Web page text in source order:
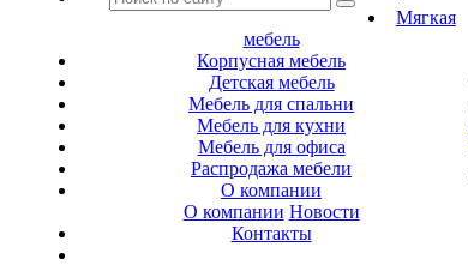
Мягкая
мебель
Корпусная мебель
Детская мебель
Мебель для спальни
Мебель для кухни
Мебель для офиса
Распродажа мебели
О компании
О компании Новости
Контакты